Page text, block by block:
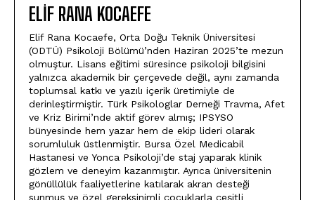
ELIF RANA KOCAEFE
Elif Rana Kocaefe, Orta Doğu Teknik Üniversitesi
(ODTÜ) Psikoloji Bölümü’nden Haziran 2025’te mezun
olmuştur. Lisans eğitimi süresince psikoloji bilgisini
yalnızca akademik bir çerçevede değil, aynı zamanda
toplumsal katkı ve yazılı içerik üretimiyle de
derinleştirmiştir. Türk Psikologlar Derneği Travma, Afet
ve Kriz Birimi’nde aktif görev almış; IPSYSO
bünyesinde hem yazar hem de ekip lideri olarak
sorumluluk üstlenmiştir. Bursa Özel Medicabil
Hastanesi ve Yonca Psikoloji’de staj yaparak klinik
gözlem ve deneyim kazanmıştır. Ayrıca üniversitenin
gönüllülük faaliyetlerine katılarak akran desteği
sunmuş ve özel gereksinimli çocuklarla çeşitli